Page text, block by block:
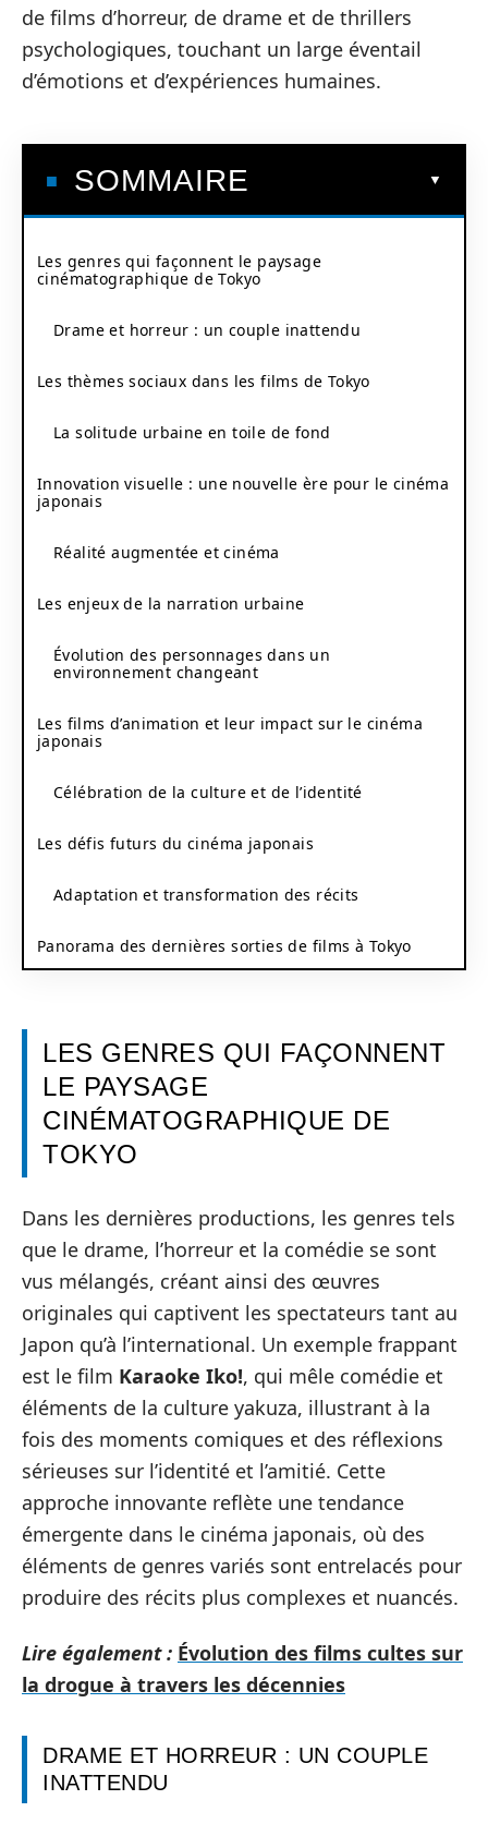
de films d’horreur, de drame et de thrillers
psychologiques, touchant un large éventail
d’émotions et d’expériences humaines.
SOMMAIRE
Les genres qui façonnent le paysage
cinématographique de Tokyo
Drame et horreur : un couple inattendu
Les thèmes sociaux dans les films de Tokyo
La solitude urbaine en toile de fond
Innovation visuelle : une nouvelle ère pour le cinéma
japonais
Réalité augmentée et cinéma
Les enjeux de la narration urbaine
Évolution des personnages dans un
environnement changeant
Les films d’animation et leur impact sur le cinéma
japonais
Célébration de la culture et de l’identité
Les défis futurs du cinéma japonais
Adaptation et transformation des récits
Panorama des dernières sorties de films à Tokyo
LES GENRES QUI FAÇONNENT
LE PAYSAGE
CINÉMATOGRAPHIQUE DE
TOKYO
Dans les dernières productions, les genres tels
que le drame, l’horreur et la comédie se sont
vus mélangés, créant ainsi des œuvres
originales qui captivent les spectateurs tant au
Japon qu’à l’international. Un exemple frappant
est le film Karaoke Iko!, qui mêle comédie et
éléments de la culture yakuza, illustrant à la
fois des moments comiques et des réflexions
sérieuses sur l’identité et l’amitié. Cette
approche innovante reflète une tendance
émergente dans le cinéma japonais, où des
éléments de genres variés sont entrelacés pour
produire des récits plus complexes et nuancés.
Lire également : Évolution des films cultes sur
la drogue à travers les décennies
DRAME ET HORREUR : UN COUPLE
INATTENDU